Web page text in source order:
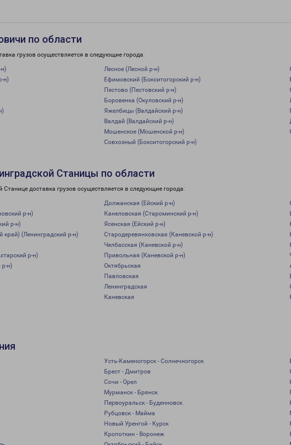
по области
грузов осуществляется в следующие города:
Лесное (Лесной р-н)
н)
Ефимовский (Бокситогорский р-н)
Пестово (Пестовский р-н)
Боровенка (Окуловский р-н)
Яжелбицы (Валдайский р-н)
Валдай (Валдайский р-н)
Мошенское (Мошенской р-н)
Совхозный (Бокситогорский р-н)
Станицы по области
доставка грузов осуществляется в следующие города:
Должанская (Ейский р-н)
р-н)
Канеловская (Староминский р-н)
р-н)
Ясенская (Ейский р-н)
край) (Ленинградский р-н)
Стародеревянковская (Каневской р-н)
Челбасская (Каневской р-н)
р-н)
Привольная (Каневской р-н)
р-н)
Октябрьская
Павловская
Ленинградская
Каневская
Усть-Каменогорск - Солнечногорск
Брест - Дмитров
Сочи - Орел
Мурманск - Брянск
Первоуральск - Буденновск
Рубцовск - Майма
Новый Уренгой - Курск
Кропоткин - Воронеж